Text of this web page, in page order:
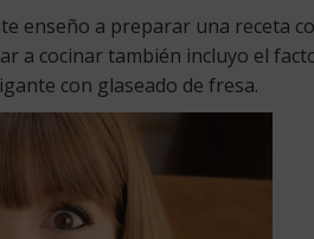
enseño a preparar una receta
a cocinar también incluyo el
con glaseado de fresa.